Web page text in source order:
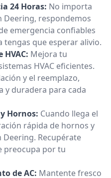
24 Horas: No importa
Deering, respondemos
emergencia confiables
tengas que esperar alivio.
Mejora tu
HVAC eficientes.
y el reemplazo,
y duradera para cada
Hornos: Cuando llega el
rápida de hornos y
Deering. Recupérate
preocupa por tu
de AC: Mantente fresco